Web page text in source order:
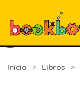
Inicio > Libros >